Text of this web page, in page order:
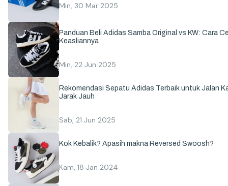
Min, 30 Mar 2025
Panduan Beli Adidas Samba Original vs KW: Cara
Keasliannya
Min, 22 Jun 2025
Rekomendasi Sepatu Adidas Terbaik untuk Jalan
Jarak Jauh
Sab, 21 Jun 2025
Kok Kebalik? Apasih makna Reversed Swoosh?
Kam, 18 Jan 2024